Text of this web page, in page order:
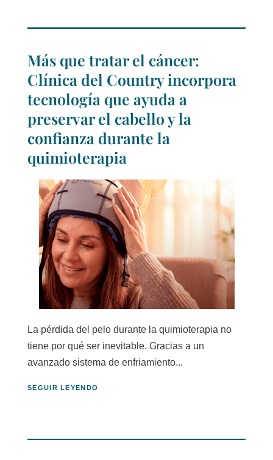
Más que tratar el cáncer:
Clínica del Country incorpora
tecnología que ayuda a
preservar el cabello y la
confianza durante la
quimioterapia
La pérdida del pelo durante la quimioterapia no
tiene por qué ser inevitable. Gracias a un
avanzado sistema de enfriamiento...
SEGUIR LEYENDO